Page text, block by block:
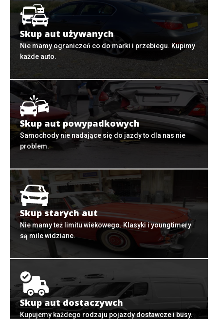
Skup aut używanych
Nie mamy ograniczeń co do marki i przebiegu. Kupimy
każde auto.
Skup aut powypadkowych
Samochody nie nadające się do jazdy to dla nas nie
problem.
Skup starych aut
Nie mamy też limitu wiekowego. Klasyki i youngtimery
są mile widziane.
Skup aut dostaczywch
Kupujemy każdego rodzaju pojazdy dostawcze i busy.